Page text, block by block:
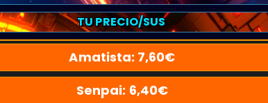
TU PRECIO/SUS
Amatista: 7,60€
Senpai: 6,40€